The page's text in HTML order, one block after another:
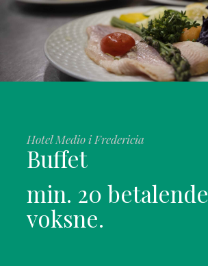
​Hotel Medio i Fredericia
Buffet
min. 20 betalende
voksne.